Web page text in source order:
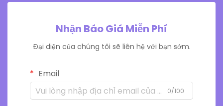
Nhận Báo Giá Miễn Phí
Đại diện của chúng tôi sẽ liên hệ với bạn sớm.
Email
0/100